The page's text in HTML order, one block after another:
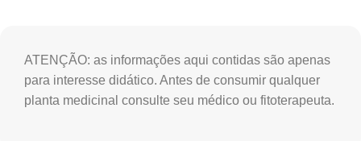
ATENÇÃO: as informações aqui contidas são apenas
para interesse didático. Antes de consumir qualquer
planta medicinal consulte seu médico ou fitoterapeuta.